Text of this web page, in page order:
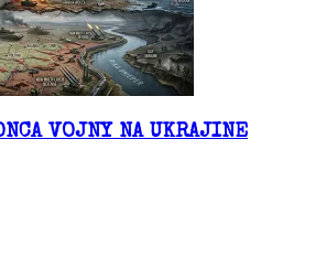
VOJNY NA UKRAJINE